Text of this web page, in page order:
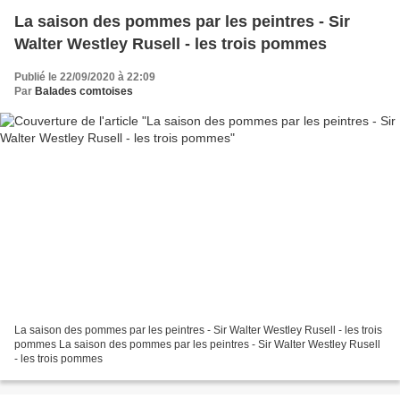
La saison des pommes par les peintres - Sir
Walter Westley Rusell - les trois pommes
Publié le 22/09/2020 à 22:09
Par Balades comtoises
La saison des pommes par les peintres - Sir Walter Westley Rusell - les trois
pommes La saison des pommes par les peintres - Sir Walter Westley Rusell
- les trois pommes